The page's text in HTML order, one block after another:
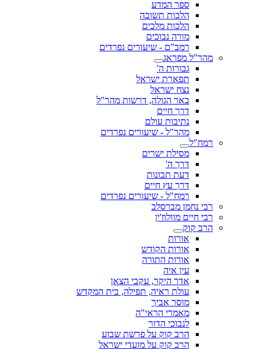
ספר המדע
הלכות תשובה
הלכות מלכים
מורה נבוכים
רמב"ם - שיעורים נפרדים
מהר"ל מפראג
גבורות ה'
תפארת ישראל
נצח ישראל
באר הגולה, דרשות מהר"ל
דרך חיים
נתיבות עולם
מהר"ל - שיעורים נפרדים
רמח"ל
מסילת ישרים
דרך ה'
דעת תבונות
דרך עץ חיים
רמח"ל - שיעורים נפרדים
רבי נחמן מברסלב
רבי חיים מוולוז'ין
הרב קוק
אורות
אורות הקודש
אורות התורה
עין איה
אדר היקר, עקבי הצאן
עולת ראיה, תפילה, בית המקדש
מוסר אביך
מאמרי הראי"ה
לנבוכי הדור
הרב קוק על פרשת שבוע
הרב קוק על מועדי ישראל